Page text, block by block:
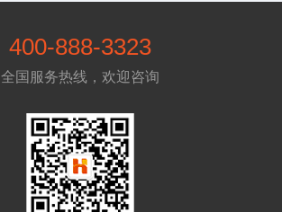
400-888-3323
全国服务热线，欢迎咨询